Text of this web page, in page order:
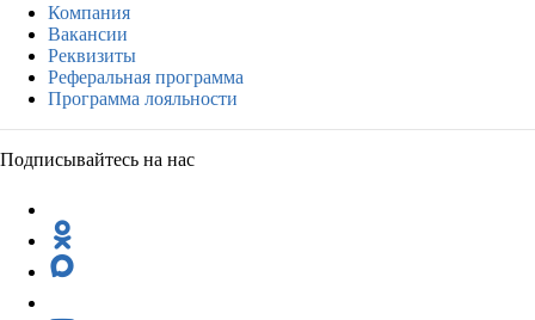
Компания
Вакансии
Реквизиты
Реферальная программа
Программа лояльности
Подписывайтесь на нас